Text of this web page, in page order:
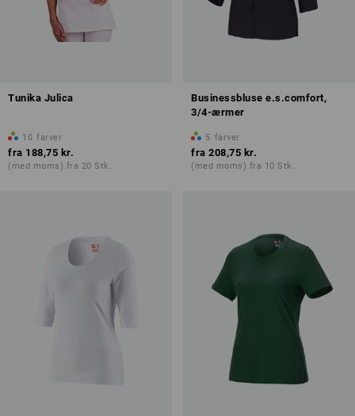
Tunika Julica
10 farver
fra 188,75 kr.
(med moms) fra 20 Stk.
Businessbluse e.s.comfort,
3/4-ærmer
5 farver
fra 208,75 kr.
(med moms) fra 10 Stk.